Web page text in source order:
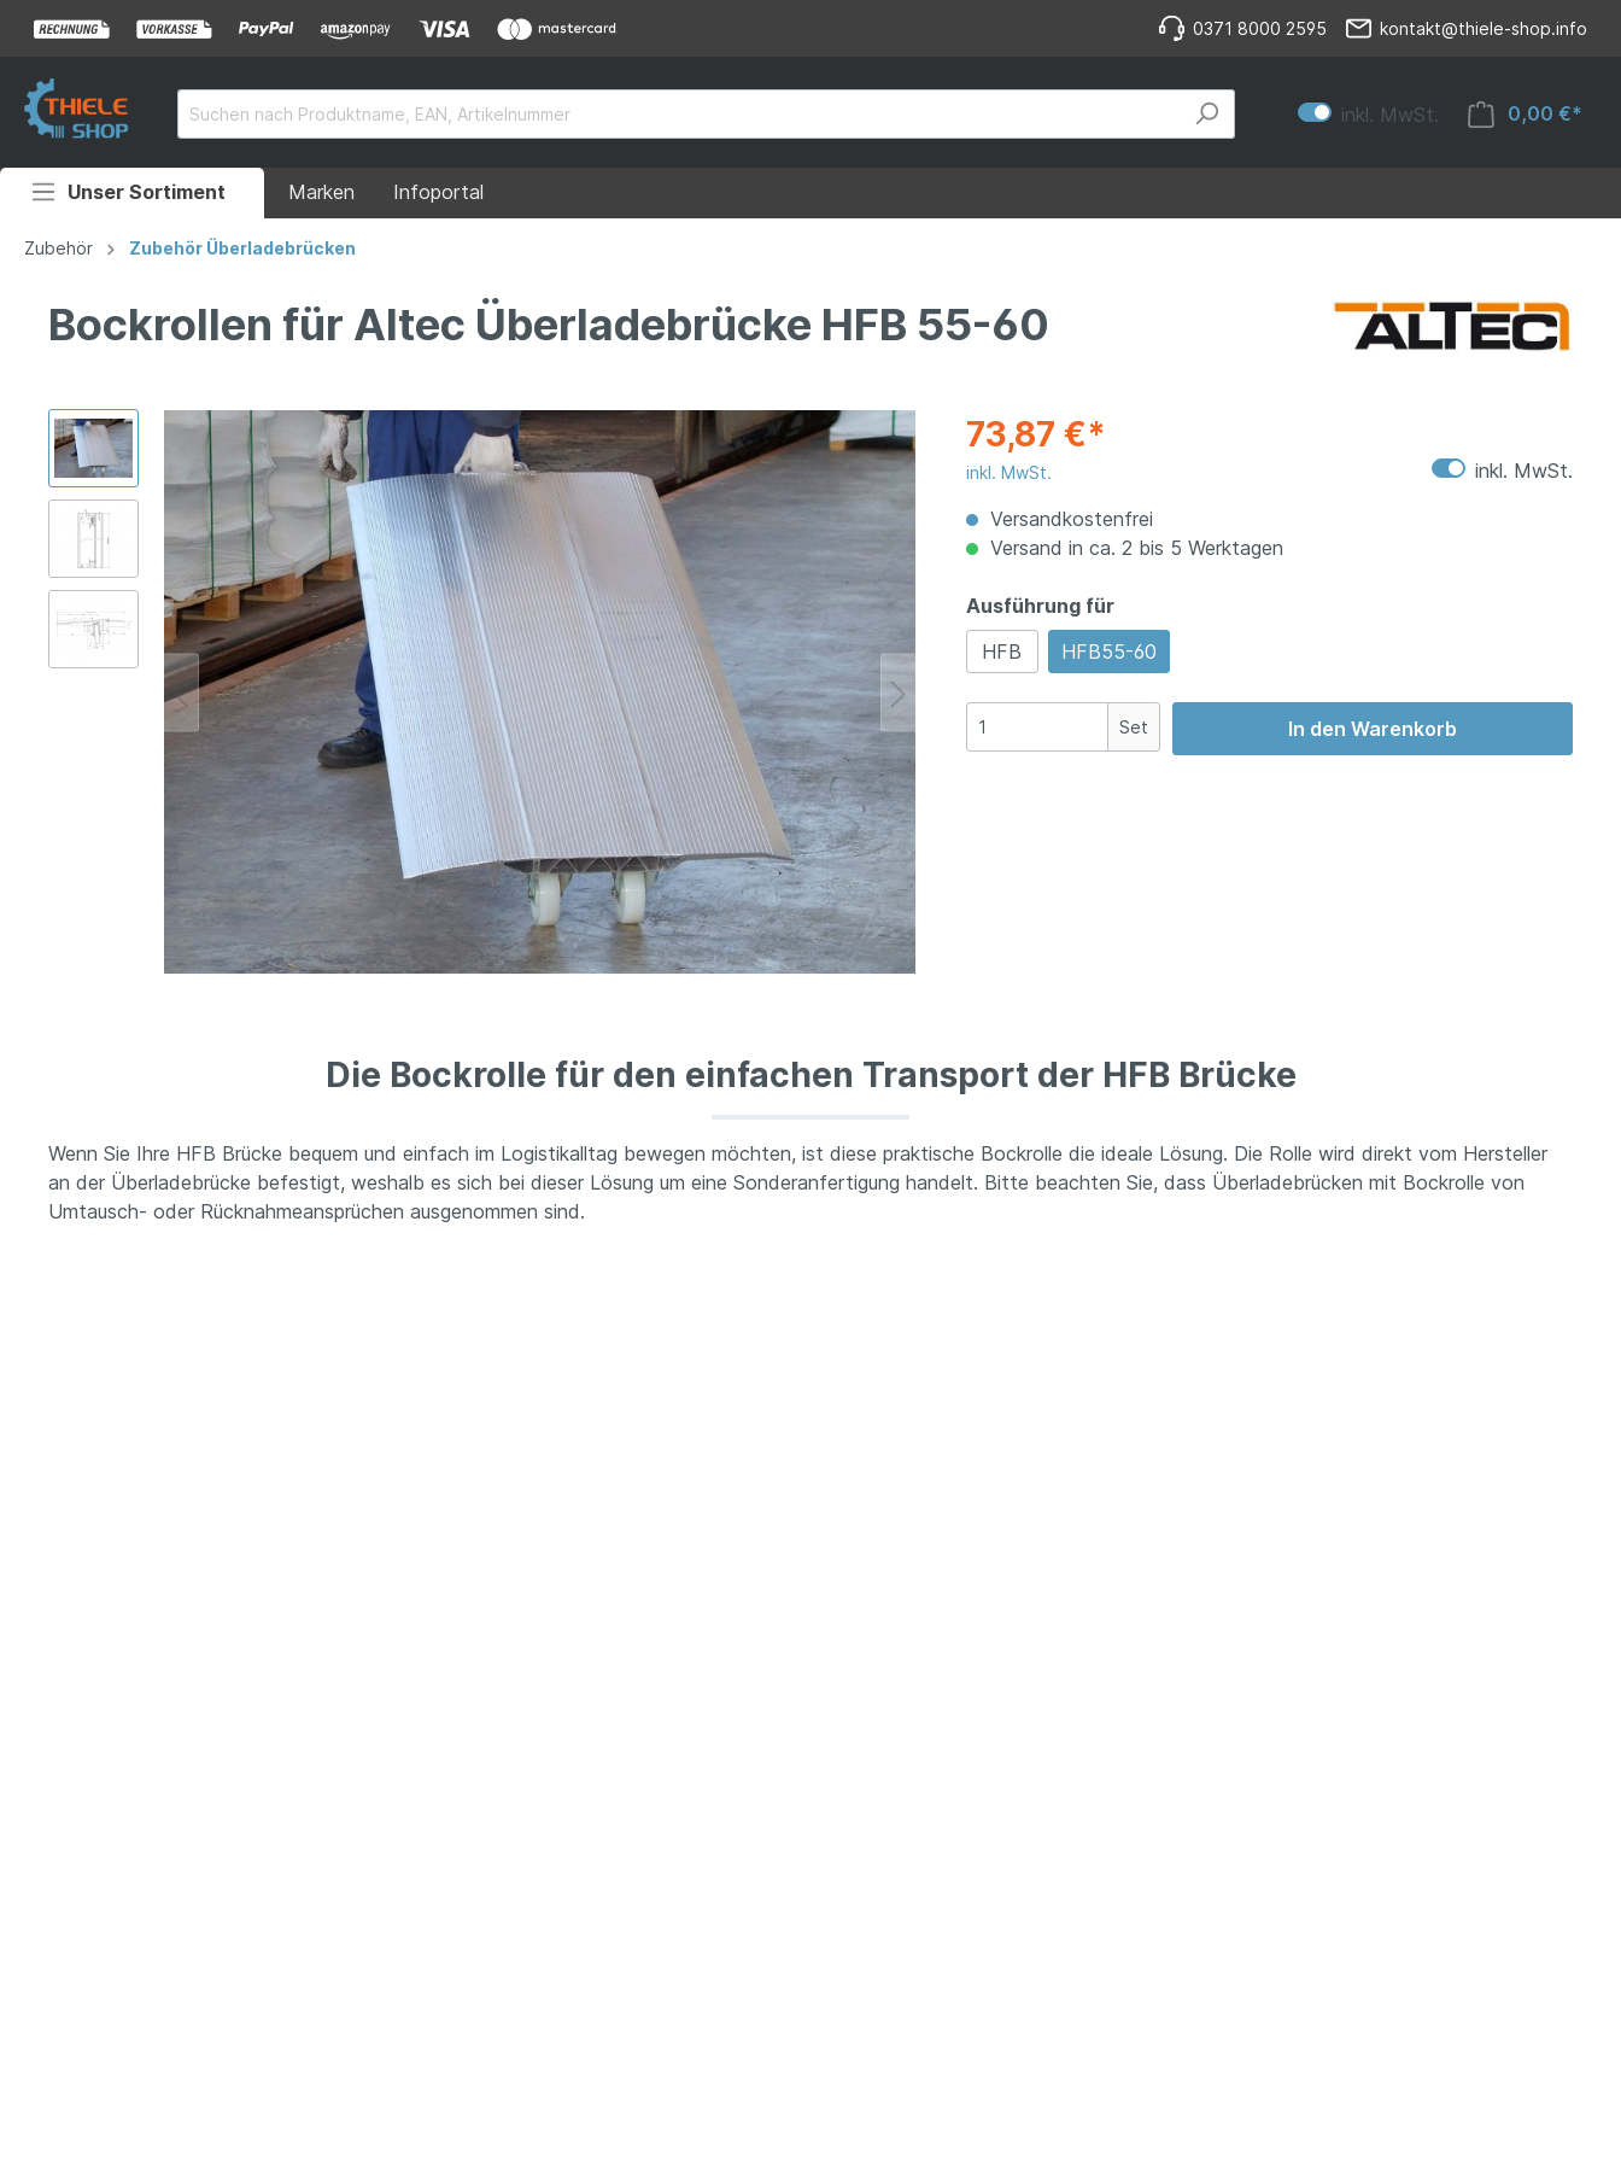
0371 8000 2595 kontakt@thiele-shop.info
inkl. MwSt. 0,00 €*
Unser Sortiment Marken Infoportal
Auffahrrampen
Rollstuhlrampen
Grubenabdeckungen
Absperrtechnik
Gerüsttechnik
Leitern
Lagertechnik
Hubgeräte
Zubehör Zubehör Überladebrücken
Bockrollen für Altec Überladebrücke HFB 55-60
73,87 €*
inkl. MwSt.
inkl. MwSt.
Versandkostenfrei
Versand in ca. 2 bis 5 Werktagen
Ausführung für
HFB
HFB55-60
Set In den Warenkorb
Die Bockrolle für den einfachen Transport der HFB Brücke
Wenn Sie Ihre HFB Brücke bequem und einfach im Logistikalltag bewegen möchten, ist diese praktische Bockrolle die ideale Lösung. Die Rolle wird direkt vom Hersteller
an der Überladebrücke befestigt, weshalb es sich bei dieser Lösung um eine Sonderanfertigung handelt. Bitte beachten Sie, dass Überladebrücken mit Bockrolle von
Umtausch- oder Rücknahmeansprüchen ausgenommen sind.